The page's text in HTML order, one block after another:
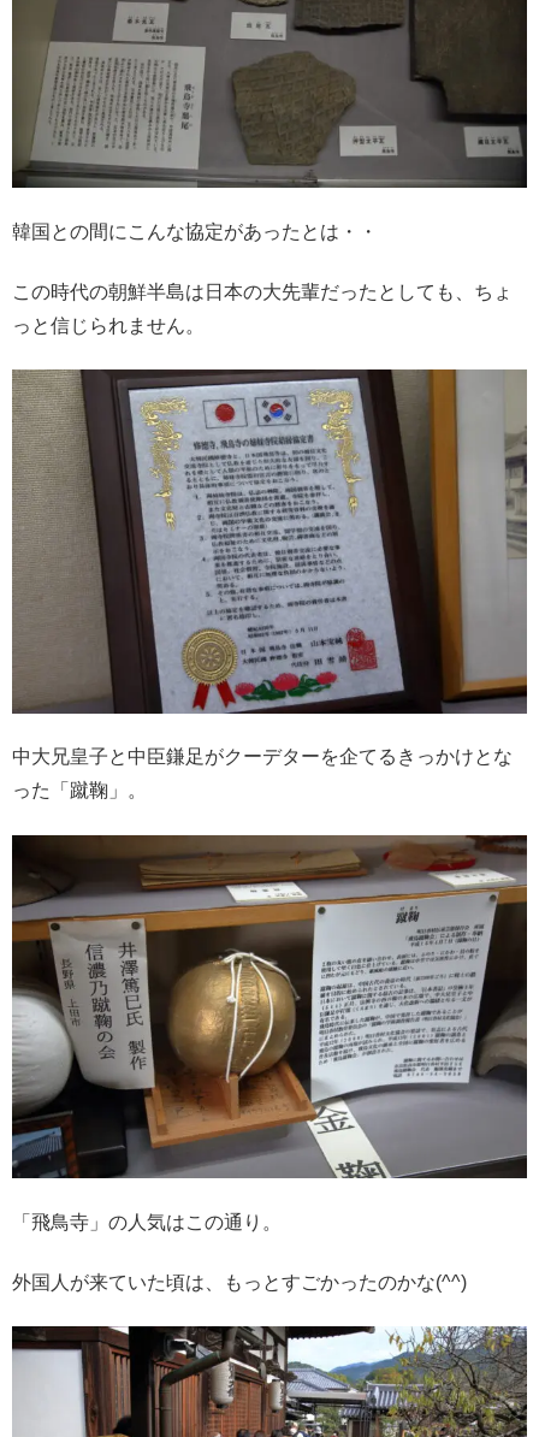
韓国との間にこんな協定があったとは・・
この時代の朝鮮半島は日本の大先輩だったとしても、ちょ
っと信じられません。
中大兄皇子と中臣鎌足がクーデターを企てるきっかけとな
った「蹴鞠」。
「飛鳥寺」の人気はこの通り。
外国人が来ていた頃は、もっとすごかったのかな(^^)